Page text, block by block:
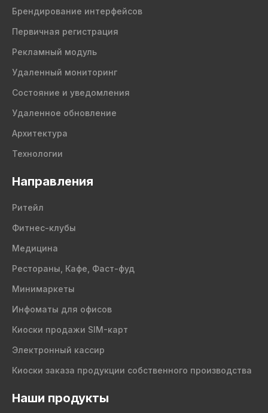
Брендирование интерфейсов
Первичная регистрация
Рекламный модуль
Удаленный мониторинг
Состояние и уведомления
Удаленное обновление
Архитектура
Технологии
Направления
Ритейл
Фитнес-клубы
Медицина
Рестораны, Кафе, Фаст-фуд
Минимаркеты
Инфоматы для офисов
Киоски продажи SIM-карт
Электронный кассир
Киоски заказа продукции собственного производства
Наши продукты